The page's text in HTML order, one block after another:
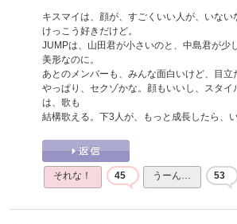
キスマイは、顔が、すごくいい人が、いない
けっこう好きだけど。
JUMPは、山田君が小さいのと、中島君が少
美形なのに。
あとのメンバーも、みんな面白いけど、目立
やっぱり、セクゾかな。顔もいいし、スタイ
は、歌も
結構歌える。下3人が、もっと成長したら、
それな！ 45 うーん… 53